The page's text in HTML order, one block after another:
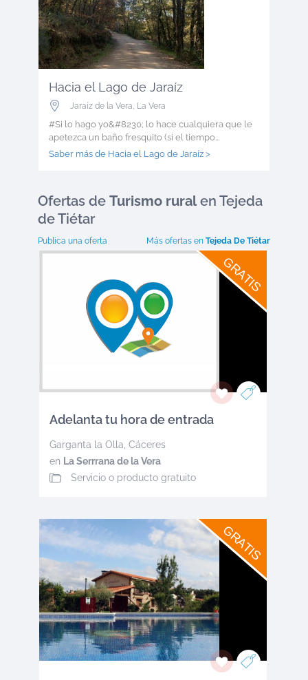
Hacia el Lago de Jaraíz
Jaraíz de la Vera La Vera
#Si lo hago yo&#8230; lo hace cualquiera que le
apetezca un baño fresquito (si el tiempo...
Saber más de Hacia el Lago de Jaraíz >
Ofertas de Turismo ruralen Tejeda
de Tiétar
Publica una oferta Más ofertas en Tejeda De Tiétar
GRATIS
Adelanta tu hora de entrada
Garganta la Olla Cáceres
en La Serrrana de la Vera
Servicio o producto gratuito
GRATIS